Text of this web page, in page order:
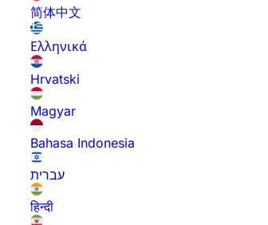
简体中文
Ελληνικά
Hrvatski
Magyar
Bahasa Indonesia
עברית
हिन्दी